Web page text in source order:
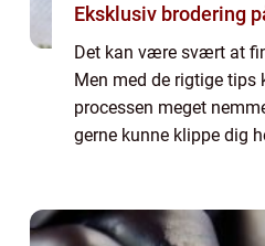
Eksklusiv brodering
Det kan være svært at
Men med de rigtige tips
processen meget
gerne kunne klippe dig
opbygg...